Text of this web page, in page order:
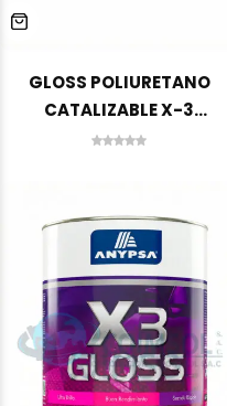
GLOSS POLIURETANO
CATALIZABLE X-3
TURQUESA GA-6020 1 GLN